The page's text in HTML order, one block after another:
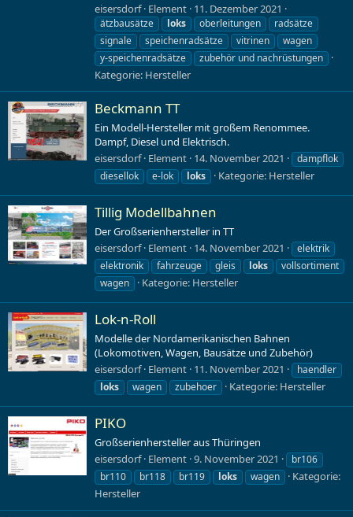
eisersdorf Element 11. Dezember 2021
ätzbausätze loks oberleitungen
radsätze
signale
speichenradsätze vitrinen
wagen
y-speichenradsätze
zubehör und nachrüstungen
Kategorie: Hersteller
Beckmann TT
Ein Modell-Hersteller mit großem Renommee.
Dampf, Diesel und Elektrisch.
eisersdorf Element 14. November 2021
dampflok
diesellok
e-lok loks Kategorie: Hersteller
Tillig Modellbahnen
Der Großserienhersteller in TT
eisersdorf Element 14. November 2021
elektrik
elektronik
fahrzeuge gleis loks
vollsortiment
wagen
Kategorie: Hersteller
Lok-n-Roll
Modelle der Nordamerikanischen Bahnen
(Lokomotiven, Wagen, Bausätze und Zubehör)
eisersdorf Element 11. November 2021
haendler
loks
wagen zubehoer Kategorie: Hersteller
PIKO
Großserienhersteller aus Thüringen
eisersdorf Element 9. November 2021
br106
br110
br118 br119 loks wagen
Kategorie:
Hersteller